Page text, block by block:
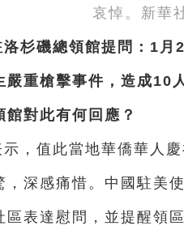
哀悼。新華
杉磯總領館提問：1
嚴重槍擊事件，造成10
對此有何回應？
，值此當地華僑華人
，深感痛惜。中國駐美
區表達慰問，並提醒領